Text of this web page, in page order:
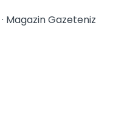
· Magazin Gazeteniz